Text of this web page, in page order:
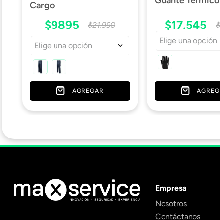
Cargo
$9895 $21.990
Elige una opción
AGREGAR
$17.545 $
Elige una opción
Empresa
Nosotros
Contáctanos